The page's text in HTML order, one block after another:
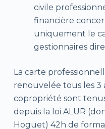
civile
financière
uniquement le
gestionnaires
La carte
renouvelée tous les 3
copropriété sont
depuis la loi ALUR
Hoguet) 42h de